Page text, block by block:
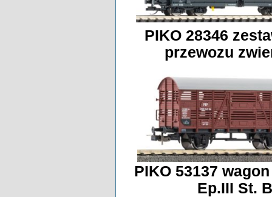
PIKO 28346
przewozu
PIKO 53137
Ep.III St.